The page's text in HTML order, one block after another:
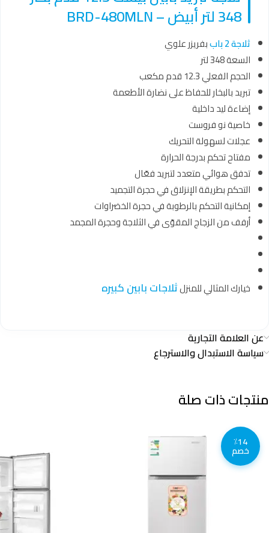
348 لتر أبيض – BRD-480MLN
ثلاجة 2 باب
بفريزر علوي
السعة 348 لتر
الحجم الفعلي 12.3 قدم مكعب
تبريد بالبخار للحفاظ على نضارة الأطعمة
إضاءة ليد داخلية
خاصية نو فروست
عجلات لسهولة التحريك
مفتاح تحكم بدرجة الحرارة
تدفق هوائي متعدد لتبريد فعّال
التحكم بطريقة الإنزلاق في حجرة التجميد
إمكانية التحكم بالرطوبة في حجرة الخضراوات
أرفف من الزجاج المقوّى في الثلاجة وحجرة المجمد
خيارك المثالي للمنزلثلاجات بابين كبيره
عن العلامة التجارية
سياسة الاستبدال والاسترجاع
منتجات ذات صلة
٪14
خصم